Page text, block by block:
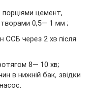
цемент,
0,5— 1 мм ;
ССБ через 2 хв після
8— 10 хв;
в нижній бак, звідки